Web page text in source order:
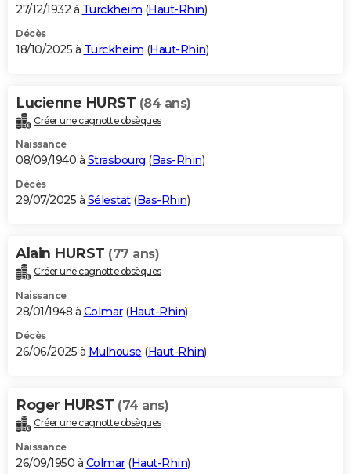
27/12/1932 à Turckheim (Haut-Rhin)
Décès
18/10/2025 à Turckheim (Haut-Rhin)
Lucienne HURST (84 ans)
Créer une cagnotte obsèques
Naissance
08/09/1940 à Strasbourg (Bas-Rhin)
Décès
29/07/2025 à Sélestat(Bas-Rhin)
Alain HURST (77 ans)
Créer une cagnotte obsèques
Naissance
28/01/1948 à Colmar(Haut-Rhin)
Décès
26/06/2025 à Mulhouse (Haut-Rhin)
Roger HURST (74 ans)
Créer une cagnotte obsèques
Naissance
26/09/1950 à Colmar(Haut-Rhin)